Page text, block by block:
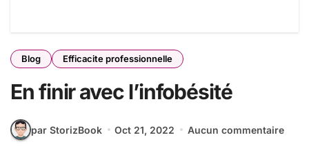
Blog Efficacite professionnelle
En finir avec l’infobésité
par StorizBook Oct 21, 2022 Aucun commentaire